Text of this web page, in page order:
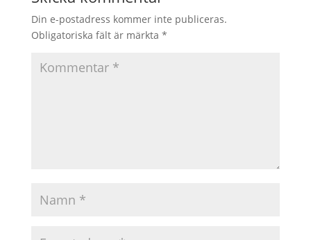
Din e-postadress kommer inte publiceras.
Obligatoriska fält är märkta *